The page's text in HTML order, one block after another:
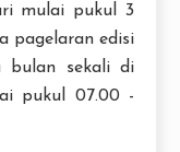
mulai pukul 3
pagelaran edisi
bulan sekali di
pukul 07.00 -